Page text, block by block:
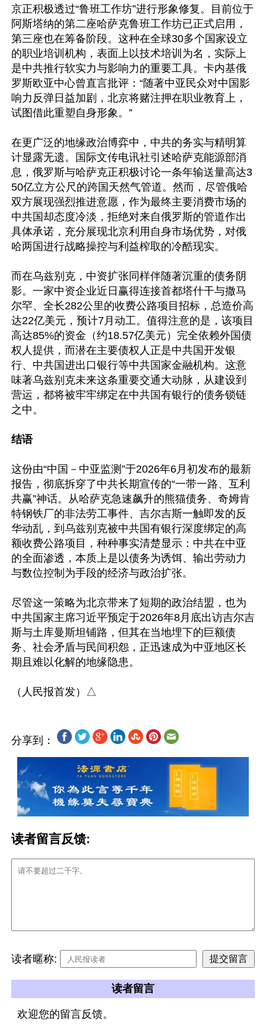
京正积极透过“鲁班工作坊”进行形象修复。目前位于
阿斯塔纳的第二座哈萨克鲁班工作坊已正式启用，
第三座也在筹备阶段。这种在全球30多个国家设立
的职业培训机构，表面上以技术培训为名，实际上
是中共推行软实力与影响力的重要工具。卡内基俄
罗斯欧亚中心曾直言批评：“随著中亚民众对中国影
响力反弹日益加剧，北京将赌注押在职业教育上，
试图借此重塑自身形象。”
在更广泛的地缘政治博弈中，中共的务实与精明算
计显露无遗。国际文传电讯社引述哈萨克能源部消
息，俄罗斯与哈萨克正积极讨论一条年输送量高达3
50亿立方公尺的跨国天然气管道。然而，尽管俄哈
双方展现强烈推进意愿，作为最终主要消费市场的
中共国却态度冷淡，拒绝对来自俄罗斯的管道作出
具体承诺，充分展现北京利用自身市场优势，对俄
哈两国进行战略操控与利益榨取的冷酷现实。
而在乌兹别克，中资扩张同样伴随著沉重的债务阴
影。一家中资企业近日赢得连接首都塔什干与撒马
尔罕、全长282公里的收费公路项目招标，总造价高
达22亿美元，预计7月动工。值得注意的是，该项目
高达85%的资金（约18.57亿美元）完全依赖外国债
权人提供，而潜在主要债权人正是中共国开发银
行、中共国进出口银行等中共国家金融机构。这意
味著乌兹别克未来这条重要交通大动脉，从建设到
营运，都将被牢牢绑定在中共国有银行的债务锁链
之中。
结语
这份由“中国－中亚监测”于2026年6月初发布的最新
报告，彻底拆穿了中共长期宣传的“一带一路、互利
共赢”神话。从哈萨克急速飙升的熊猫债务、奇姆肯
特钢铁厂的非法劳工事件、吉尔吉斯一触即发的反
华动乱，到乌兹别克被中共国有银行深度绑定的高
额收费公路项目，种种事实清楚显示：中共在中亚
的全面渗透，本质上是以债务为诱饵、输出劳动力
与数位控制为手段的经济与政治扩张。
尽管这一策略为北京带来了短期的政治结盟，也为
中共国家主席习近平预定于2026年8月底出访吉尔吉
斯与土库曼斯坦铺路，但其在当地埋下的巨额债
务、社会矛盾与民间积怨，正迅速成为中亚地区长
期且难以化解的地缘隐患。
分享到：
读者留言反馈:
读者暱称:
读者留言
欢迎您的留言反馈。